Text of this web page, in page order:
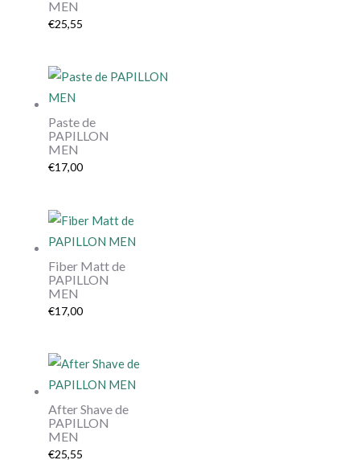
MEN
€25,55
Paste de
PAPILLON
MEN
€17,00
Fiber Matt de
PAPILLON
MEN
€17,00
After Shave de
PAPILLON
MEN
€25,55